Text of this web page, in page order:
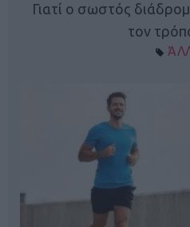
Γιατί ο σωστός
τον